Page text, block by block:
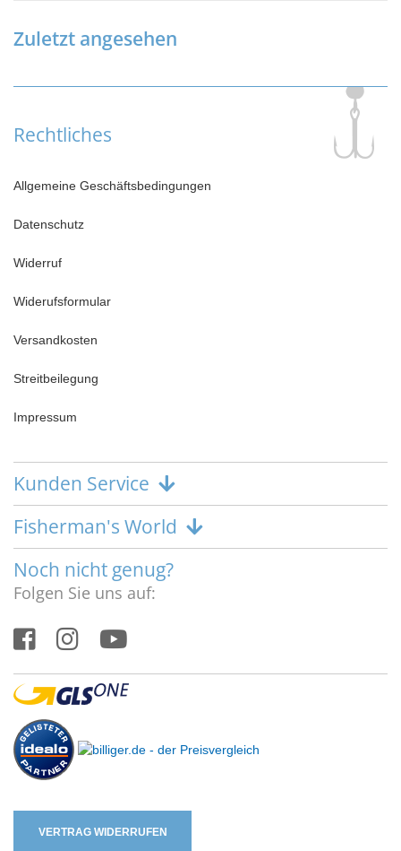
Zuletzt angesehen
Rechtliches
Allgemeine Geschäftsbedingungen
Datenschutz
Widerruf
Widerufsformular
Versandkosten
Streitbeilegung
Impressum
Kunden Service
Fisherman's World
Noch nicht genug?
Folgen Sie uns auf:
VERTRAG WIDERRUFEN